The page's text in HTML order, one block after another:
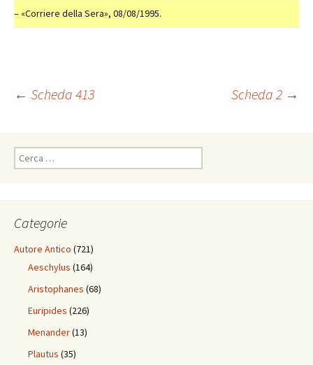
– «Corriere della Sera», 08/08/1995.
Navigazione
articolo
← Scheda 413 Scheda 2 →
Ricerca
per:
Categorie
Autore Antico (721)
Aeschylus (164)
Aristophanes (68)
Euripides (226)
Menander(13)
Plautus (35)